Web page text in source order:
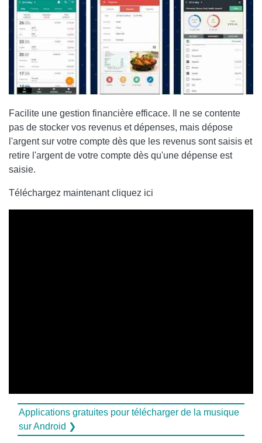
Facilite une gestion financière efficace. Il ne se contente
pas de stocker vos revenus et dépenses, mais dépose
l'argent sur votre compte dès que les revenus sont saisis et
retire l'argent de votre compte dès qu'une dépense est
saisie.
Téléchargez maintenant cliquez ici
Applications gratuites pour télécharger de la musique
sur Android ❯